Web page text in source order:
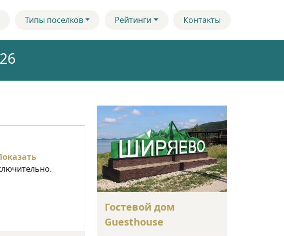
Типы поселков Рейтинги Контакты
Гостевой дом
Guesthouse